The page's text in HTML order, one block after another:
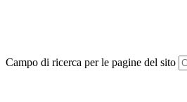
Campo di ricerca per le pagine del sito